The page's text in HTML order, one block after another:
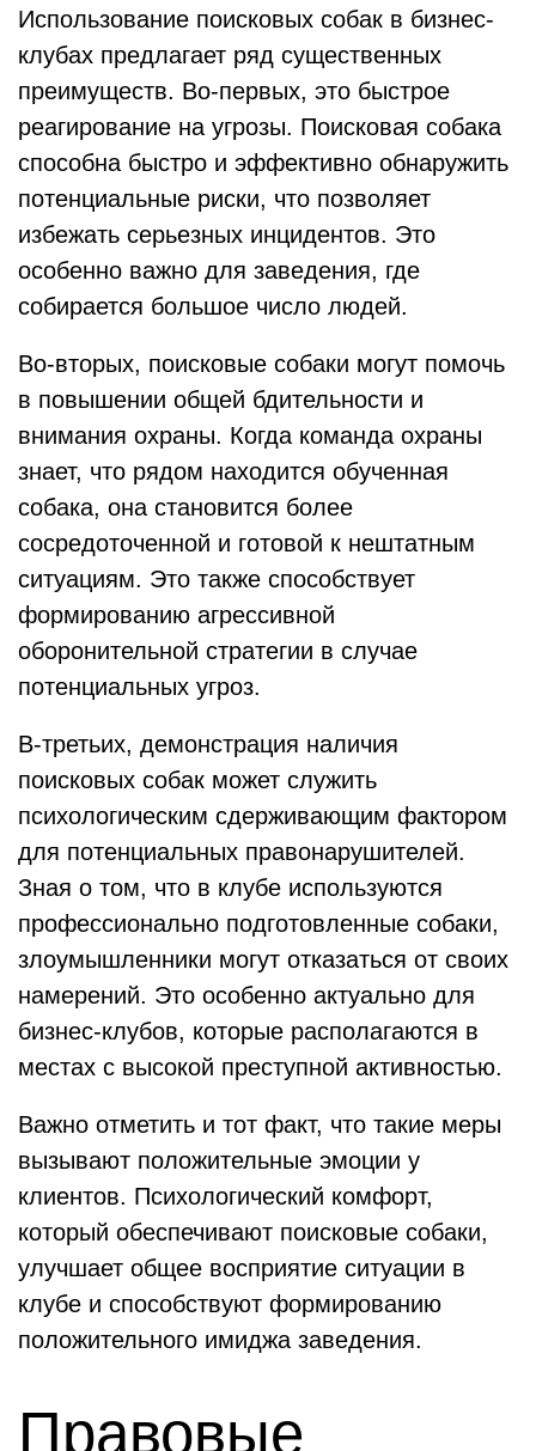
Использование поисковых собак в бизнес-
клубах предлагает ряд существенных
преимуществ. Во-первых, это быстрое
реагирование на угрозы. Поисковая собака
способна быстро и эффективно обнаружить
потенциальные риски, что позволяет
избежать серьезных инцидентов. Это
особенно важно для заведения, где
собирается большое число людей.
Во-вторых, поисковые собаки могут помочь
в повышении общей бдительности и
внимания охраны. Когда команда охраны
знает, что рядом находится обученная
собака, она становится более
сосредоточенной и готовой к нештатным
ситуациям. Это также способствует
формированию агрессивной
оборонительной стратегии в случае
потенциальных угроз.
В-третьих, демонстрация наличия
поисковых собак может служить
психологическим сдерживающим фактором
для потенциальных правонарушителей.
Зная о том, что в клубе используются
профессионально подготовленные собаки,
злоумышленники могут отказаться от своих
намерений. Это особенно актуально для
бизнес-клубов, которые располагаются в
местах с высокой преступной активностью.
Важно отметить и тот факт, что такие меры
вызывают положительные эмоции у
клиентов. Психологический комфорт,
который обеспечивают поисковые собаки,
улучшает общее восприятие ситуации в
клубе и способствуют формированию
положительного имиджа заведения.
Правовые